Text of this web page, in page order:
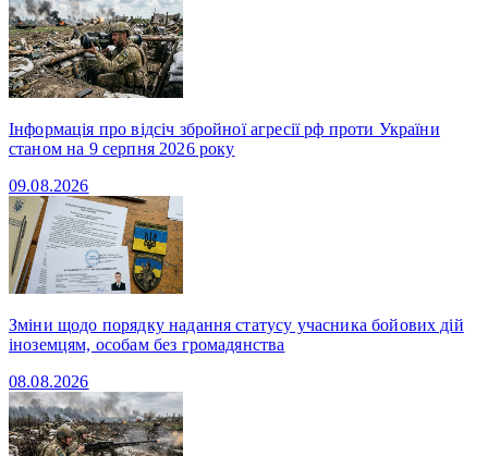
Інформація про відсіч збройної агресії рф проти України
станом на 9 серпня 2026 року
09.08.2026
Зміни щодо порядку надання статусу учасника бойових дій
іноземцям, особам без громадянства
08.08.2026